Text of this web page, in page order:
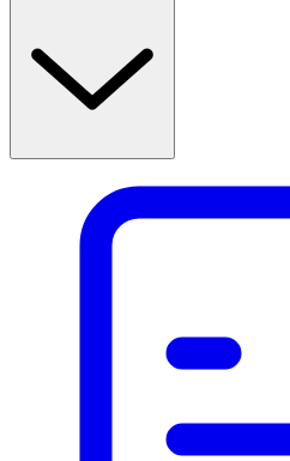
dig som röker fler än 20
förpackning räcker, beroende
och 2 veckor vid vanlig dos
· Börjar lindra rök- och
minuter
· Två smaklager för intensiv
Normalt bör behandlingen
rekommenderas normalt sett
chanserna att lyckas är det